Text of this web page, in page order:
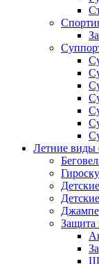
Летние виды
Защита